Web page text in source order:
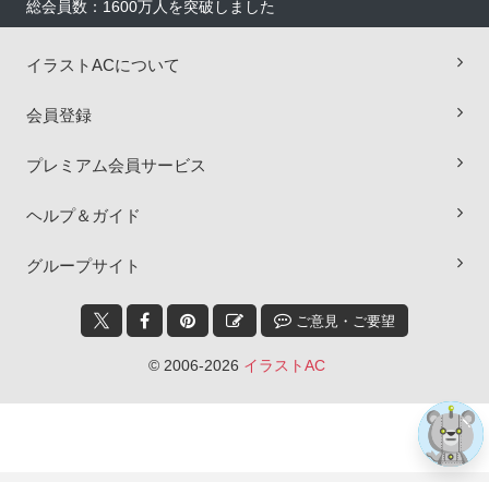
総会員数：1600万人を突破しました
イラストACについて
会員登録
プレミアム会員サービス
ヘルプ＆ガイド
グループサイト
ご意見・ご要望
© 2006-2026 イラストAC